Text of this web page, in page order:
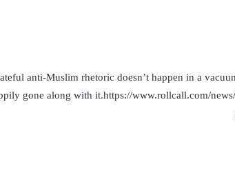
anti-Muslim rhetoric doesn’t happen in a
gone along with it.https://www.rollcall.com/